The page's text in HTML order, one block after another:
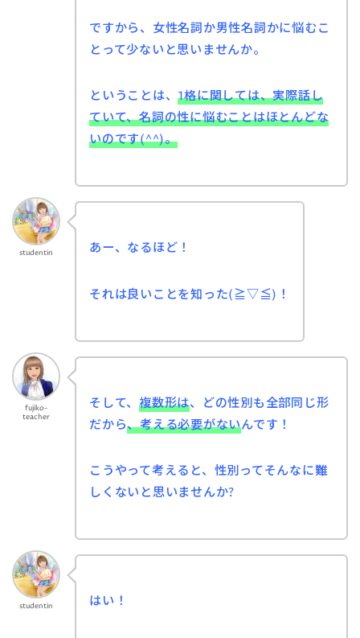
ですから、女性名詞か男性名詞かに悩むこ
とって少ないと思いませんか。
ということは、1格に関しては、実際話し
ていて、名詞の性に悩むことはほとんどな
いのです(^^)。
studentin あー、なるほど！
それは良いことを知った(≧▽≦)！
fujiko-
teacher
そして、複数形は、どの性別も全部同じ形
だから、考える必要がないんです！
こうやって考えると、性別ってそんなに難
しくないと思いませんか?
studentin はい！